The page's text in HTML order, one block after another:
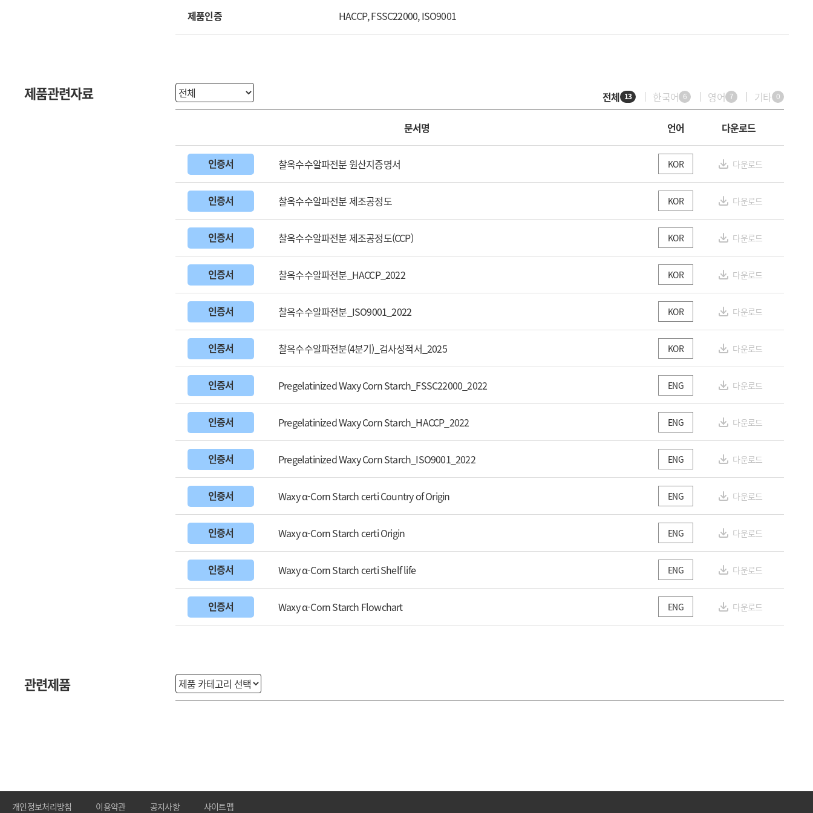
제품인증 HACCP, FSSC22000, ISO9001
제품관련자료 전체 13 한국어 6 영어 7 기타 0
문서명
인증서 찰옥수수알파전분 원산지증명서
언어
KOR
다운로드
다운로드
인증서 찰옥수수알파전분 제조공정도 KOR 다운로드
인증서 찰옥수수알파전분 제조공정도(CCP) KOR 다운로드
인증서 찰옥수수알파전분_HACCP_2022 KOR 다운로드
인증서 찰옥수수알파전분_ISO9001_2022 KOR 다운로드
인증서 찰옥수수알파전분(4분기)_검사성적서_2025 KOR 다운로드
인증서 Pregelatinized Waxy Corn Starch_FSSC22000_2022 ENG 다운로드
인증서 Pregelatinized Waxy Corn Starch_HACCP_2022 ENG 다운로드
인증서 Pregelatinized Waxy Corn Starch_ISO9001_2022 ENG 다운로드
인증서 Waxy α-Corn Starch certi Country of Origin ENG 다운로드
인증서 Waxy α-Corn Starch certi Origin ENG 다운로드
인증서 Waxy α-Corn Starch certi Shelf life ENG 다운로드
인증서 Waxy α-Corn Starch Flowchart ENG 다운로드
관련제품
개인정보처리방침 이용약관 공지사항 사이트맵